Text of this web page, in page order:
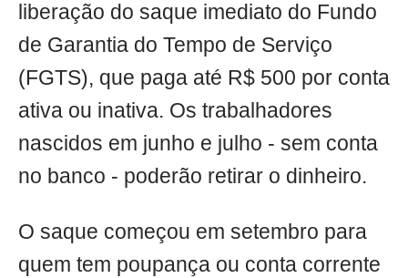
liberação do saque imediato do Fundo
de Garantia do Tempo de Serviço
(FGTS), que paga até R$ 500 por conta
ativa ou inativa. Os trabalhadores
nascidos em junho e julho - sem conta
no banco - poderão retirar o dinheiro.
O saque começou em setembro para
quem tem poupança ou conta corrente